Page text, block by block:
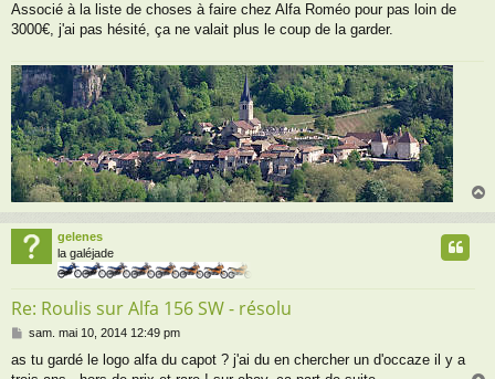
Associé à la liste de choses à faire chez Alfa Roméo pour pas loin de
3000€, j'ai pas hésité, ça ne valait plus le coup de la garder.
gelenes
la galéjade
Re: Roulis sur Alfa 156 SW - résolu
M
s
sam. mai 10, 2014 12:49 pm
as tu gardé le logo alfa du capot ? j'ai du en chercher un d'occaze il y a